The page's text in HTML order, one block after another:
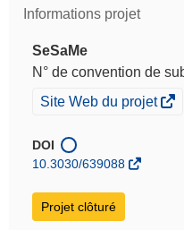
Informations projet
SeSaMe
N° de convention de
(s’ouvre
nouvelle
fenêtre)
Site Web du projet
DOI
10.3030/639088
Projet clôturé